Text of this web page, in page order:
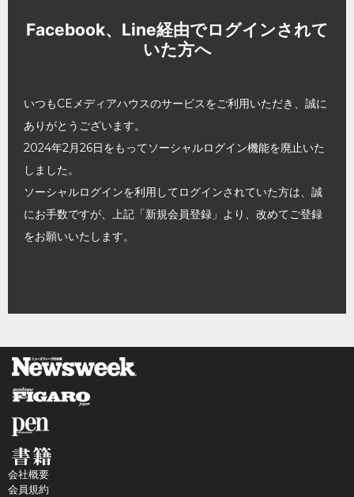
Facebook、Line経由でログインされて
いた方へ
いつもCEメディアハウスのサービスをご利用いただき、誠に
ありがとうございます。
2024年2月26日をもってソーシャルログイン機能を廃止いた
しました。
ソーシャルログインを利用してログインされていた方は、誠
にお手数ですが、上記「新規会員登録」より、改めてご登録
をお願いいたします。
会社概要
会員規約